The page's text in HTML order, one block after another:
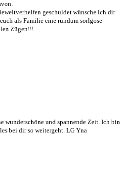
geschuldet wünsche ich dir
als Familie eine rundum sorlgose
Zügen!!!
wunderschöne und spannende Zeit. Ich bin
bei dir so weitergeht. LG Yna